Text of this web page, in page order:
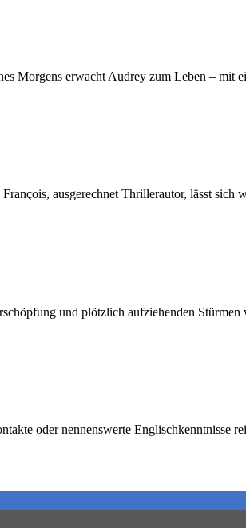
Morgens erwacht Audrey zum Leben – mit
ausgerechnet Thrillerautor, lässt
und plötzlich aufziehenden
oder nennenswerte Englischkenntnisse